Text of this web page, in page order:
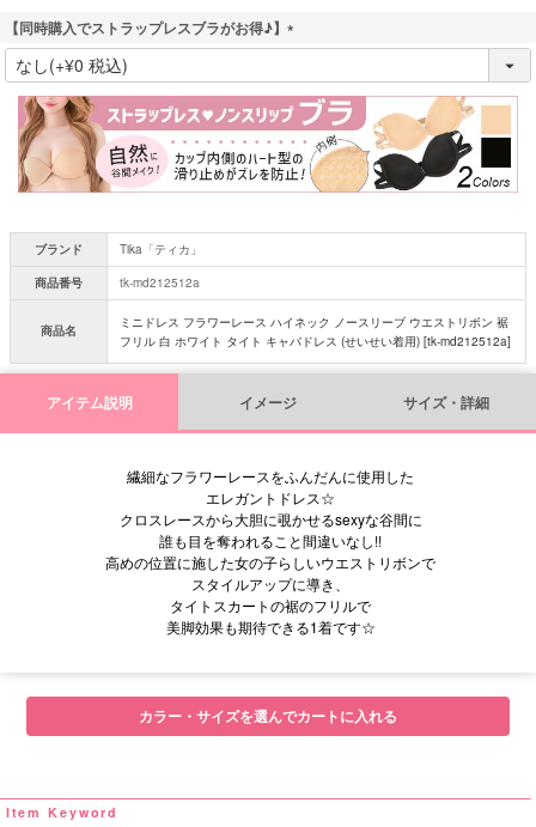
【同時購入でストラップレスブラがお得♪】
(
必
須
)
ブランド
Tika「ティカ」
商品番号
tk-md212512a
商品名
ミニドレス フラワーレース ハイネック ノースリーブ ウエストリボン 裾
フリル 白 ホワイト タイト キャバドレス (せいせい着用) [tk-md212512a]
アイテム説明 イメージ サイズ・詳細
繊細なフラワーレースをふんだんに使用した
エレガントドレス☆
クロスレースから大胆に覗かせるsexyな谷間に
誰も目を奪われること間違いなし!!
高めの位置に施した女の子らしいウエストリボンで
スタイルアップに導き、
タイトスカートの裾のフリルで
美脚効果も期待できる1着です☆
カラー・サイズを選んでカートに入れる